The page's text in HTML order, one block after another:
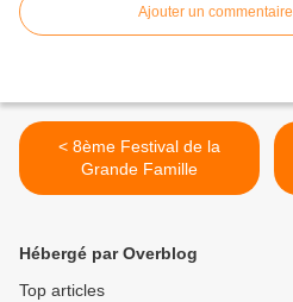
Ajouter un commentaire
< 8ème Festival de la
Grande Famille
Hébergé par Overblog
Top articles